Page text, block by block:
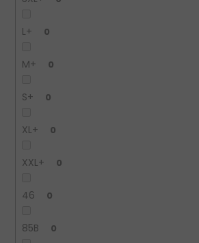
L+ 0
M+ 0
S+ 0
XL+ 0
XXL+ 0
46 0
85B 0